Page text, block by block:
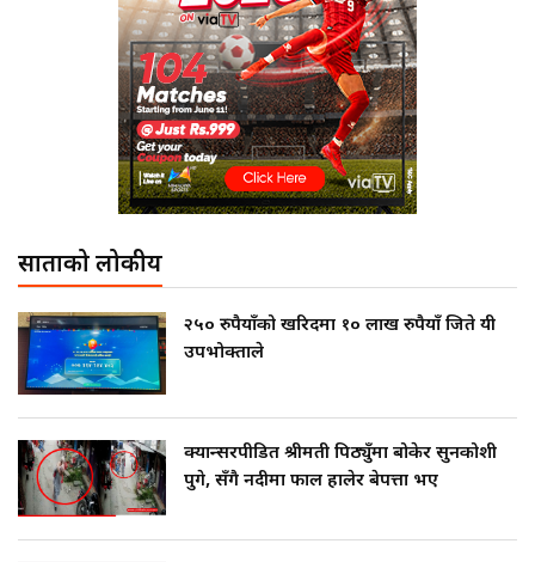
साताको लोकप्रीय
२५० रुपैयाँको खरिदमा १० लाख रुपैयाँ जिते यी
उपभोक्ताले
क्यान्सरपीडित श्रीमती पिठ्युँमा बोकेर सुनकोशी
पुगे, सँगै नदीमा फाल हालेर बेपत्ता भए